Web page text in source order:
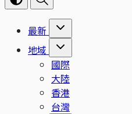
最新
地域
國際
大陸
香港
台灣